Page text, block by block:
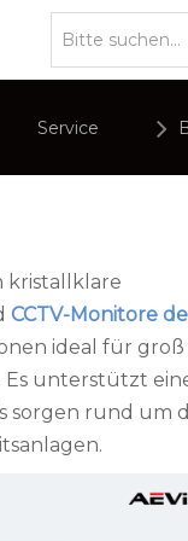
Werbeanzeige
Service
kristallklare
CCTV-Monitore
ideal für groß
unterstützt
sorgen rund um